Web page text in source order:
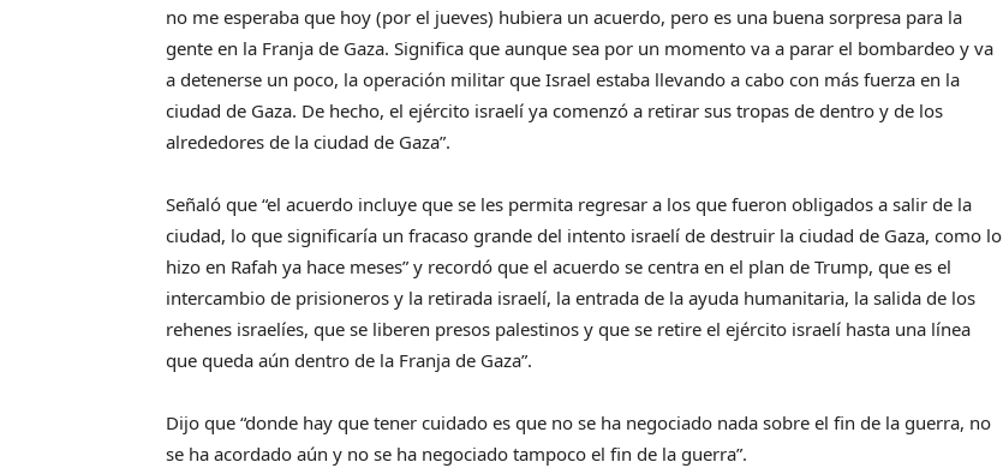
no me esperaba que hoy (por el jueves) hubiera un acuerdo, pero es una buena sorpresa para la
gente en la Franja de Gaza. Significa que aunque sea por un momento va a parar el bombardeo y va
a detenerse un poco, la operación militar que Israel estaba llevando a cabo con más fuerza en la
ciudad de Gaza. De hecho, el ejército israelí ya comenzó a retirar sus tropas de dentro y de los
alrededores de la ciudad de Gaza”.
Señaló que “el acuerdo incluye que se les permita regresar a los que fueron obligados a salir de la
ciudad, lo que significaría un fracaso grande del intento israelí de destruir la ciudad de Gaza, como lo
hizo en Rafah ya hace meses” y recordó que el acuerdo se centra en el plan de Trump, que es el
intercambio de prisioneros y la retirada israelí, la entrada de la ayuda humanitaria, la salida de los
rehenes israelíes, que se liberen presos palestinos y que se retire el ejército israelí hasta una línea
que queda aún dentro de la Franja de Gaza”.
Dijo que “donde hay que tener cuidado es que no se ha negociado nada sobre el fin de la guerra, no
se ha acordado aún y no se ha negociado tampoco el fin de la guerra”.